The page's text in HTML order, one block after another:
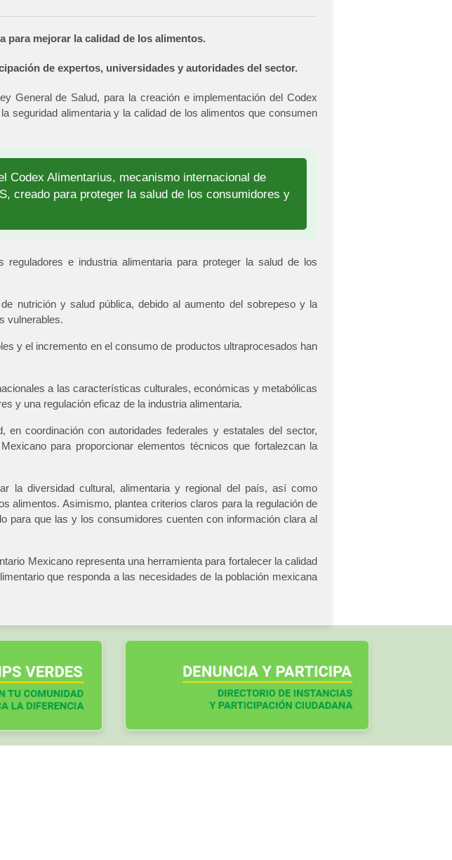
para mejorar la calidad de los alimentos.
de expertos, universidades y autoridades del sector.
General de Salud, para la creación e implementación del Codex
seguridad alimentaria y la calidad de los alimentos que consumen
Codex Alimentarius, mecanismo internacional de
creado para proteger la salud de los consumidores y
e industria alimentaria para proteger la salud de los
nutrición y salud pública, debido al aumento del sobrepeso y la
vulnerables.
y el incremento en el consumo de productos ultraprocesados han
a las características culturales, económicas y metabólicas
y una regulación eficaz de la industria alimentaria.
coordinación con autoridades federales y estatales del sector,
para proporcionar elementos técnicos que fortalezcan la
la diversidad cultural, alimentaria y regional del país, así como
alimentos. Asimismo, plantea criterios claros para la regulación de
para que las y los consumidores cuenten con información clara al
Mexicano representa una herramienta para fortalecer la calidad
que responda a las necesidades de la población mexicana